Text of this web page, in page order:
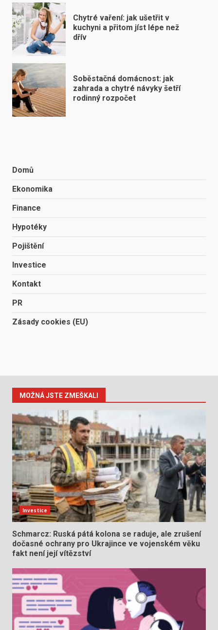
Chytré vaření: jak ušetřit v
kuchyni a přitom jíst lépe než
dřív
Soběstačná domácnost: jak
zahrada a chytré návyky šetří
rodinný rozpočet
Domů
Ekonomika
Finance
Hypotéky
Pojištění
Investice
Kontakt
PR
Zásady cookies (EU)
MOŽNÁ JSTE ZMEŠKALI
Investice
Schmarcz: Ruská pátá kolona se raduje, ale zrušení
dočasné ochrany pro Ukrajince ve vojenském věku
fakt není její vítězství